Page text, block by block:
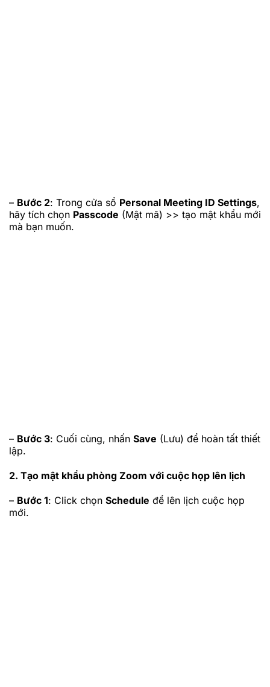
– Bước 2: Trong cửa sổ Personal Meeting ID Settings,
hãy tích chọn Passcode (Mật mã) >> tạo mật khẩu mới
mà bạn muốn.
– Bước 3: Cuối cùng, nhấn Save (Lưu) để hoàn tất thiết
lập.
2. Tạo mật khẩu phòng Zoom với cuộc họp lên lịch
– Bước 1: Click chọn Schedule để lên lịch cuộc họp
mới.